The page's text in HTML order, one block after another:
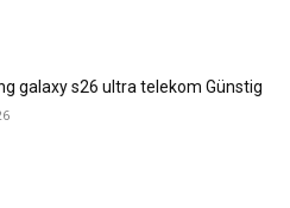
galaxy s26 ultra telekom Günstig